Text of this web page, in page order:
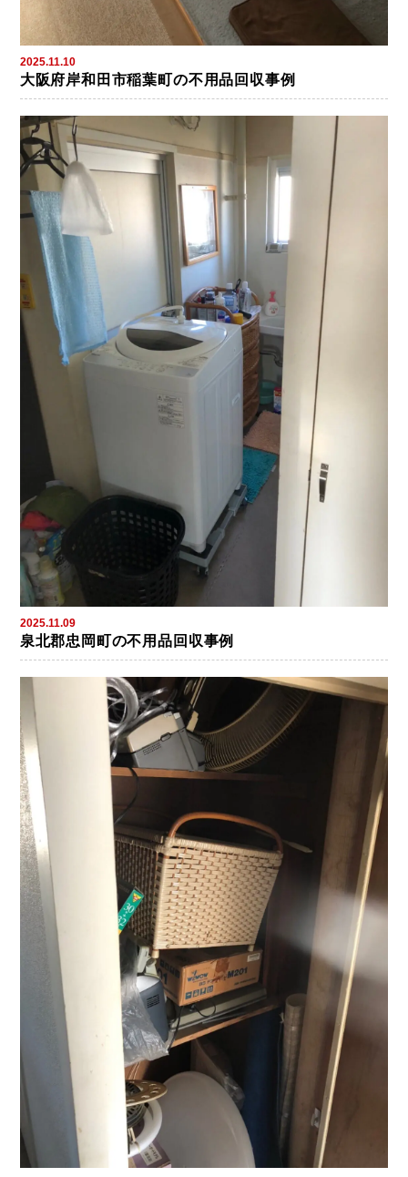
2025.11.10
大阪府岸和田市稲葉町の不用品回収事例
2025.11.09
泉北郡忠岡町の不用品回収事例